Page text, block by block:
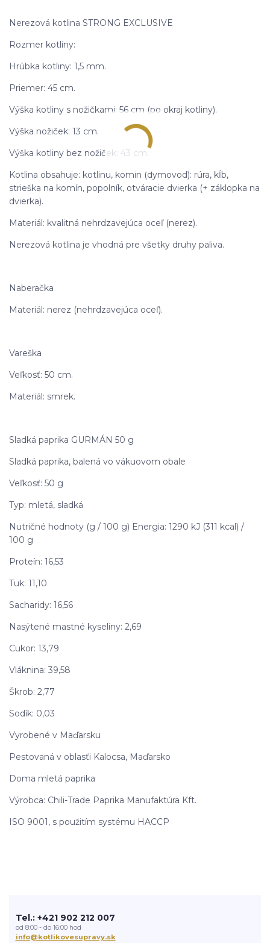
Nerezová kotlina STRONG EXCLUSIVE
Rozmer kotliny:
Hrúbka kotliny: 1,5 mm.
Priemer: 45 cm.
Výška kotliny s nožičkami: 56 cm (po okraj kotliny).
Výška nožiček: 13 cm.
Výška kotliny bez nožiček: 43 cm.
Kotlina obsahuje: kotlinu, komín (dymovod): rúra, kĺb,
strieška na komín, popolník, otváracie dvierka (+ záklopka na
dvierka).
Materiál: kvalitná nehrdzavejúca oceľ (nerez).
Nerezová kotlina je vhodná pre všetky druhy paliva.
Naberačka
Materiál: nerez (nehrdzavejúca oceľ).
Vareška
Veľkosť: 50 cm.
Materiál: smrek.
Sladká paprika GURMÁN 50 g
Sladká paprika, balená vo vákuovom obale
Veľkosť: 50 g
Typ: mletá, sladká
Nutričné hodnoty (g / 100 g) Energia: 1290 kJ (311 kcal) /
100 g
Proteín: 16,53
Tuk: 11,10
Sacharidy: 16,56
Nasýtené mastné kyseliny: 2,69
Cukor: 13,79
Vláknina: 39,58
Škrob: 2,77
Sodík: 0,03
Vyrobené v Maďarsku
Pestovaná v oblasťi Kalocsa, Maďarsko
Doma mletá paprika
Výrobca: Chili-Trade Paprika Manufaktúra Kft.
ISO 9001, s použitím systému HACCP
Tel.: +421 902 212 007
od 8:00 - do 16:00 hod
info@kotlikovesupravy.sk